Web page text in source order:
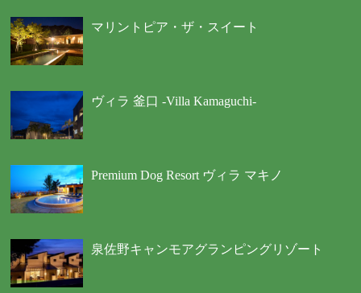
マリントピア・ザ・スイート
ヴィラ 釜口 -Villa Kamaguchi-
Premium Dog Resort ヴィラ マキノ
泉佐野キャンモアグランピングリゾート